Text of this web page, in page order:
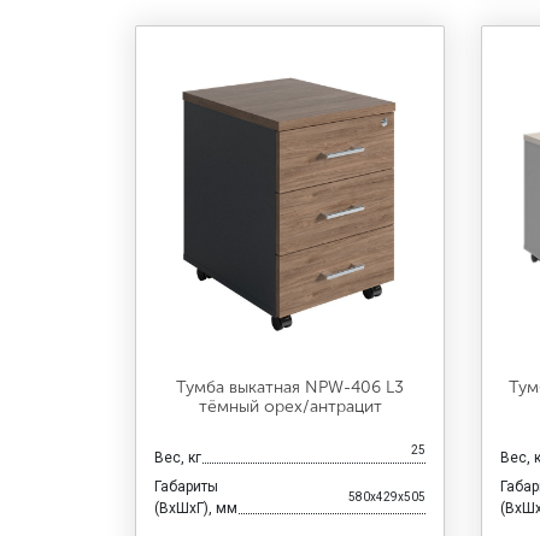
Тумба выкатная NPW-406 L3
тёмный орех/антрацит
Вес, кг 25
Габариты
(ВхШхГ), мм
580x429x505
Вес,